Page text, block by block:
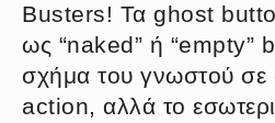
Busters! Τα ghost
ως “naked” ή “empty”
σχήμα του γνωστού
action, αλλά το